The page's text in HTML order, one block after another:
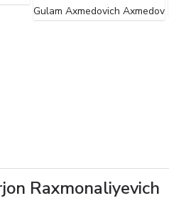
Gulam Axmedovich Axmedov
Raxmonaliyevich